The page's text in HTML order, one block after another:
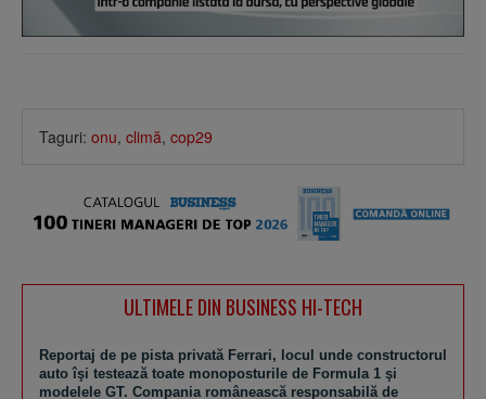
Taguri: onu, climă, cop29
ULTIMELE DIN BUSINESS HI-TECH
Reportaj de pe pista privată Ferrari, locul unde constructorul
auto îşi testează toate monoposturile de Formula 1 şi
modelele GT. Compania românească responsabilă de